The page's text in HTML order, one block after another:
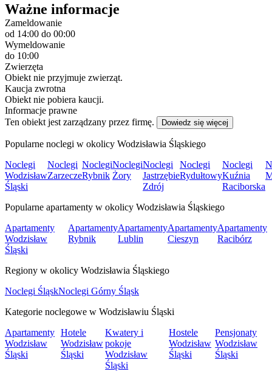
Ważne informacje
Zameldowanie
od 14:00 do 00:00
Wymeldowanie
do 10:00
Zwierzęta
Obiekt nie przyjmuje zwierząt.
Kaucja zwrotna
Obiekt nie pobiera kaucji.
Informacje prawne
Ten obiekt jest zarządzany przez firmę.
Dowiedz się więcej
Popularne noclegi w okolicy Wodzisławia Śląskiego
Noclegi
Wodzisław
Śląski
Noclegi
Zarzecze
Noclegi
Rybnik
Noclegi
Żory
Noclegi
Jastrzębie
Zdrój
Noclegi
Rydułtowy
Noclegi
Kuźnia
Raciborska
Popularne apartamenty w okolicy Wodzisławia Śląskiego
Apartamenty
Wodzisław
Śląski
Apartamenty
Rybnik
Apartamenty
Lublin
Apartamenty
Cieszyn
Apartamenty
Racibórz
Regiony w okolicy Wodzisławia Śląskiego
Noclegi ŚląskNoclegi Górny Śląsk
Kategorie noclegowe w Wodzisławiu Śląski
Apartamenty
Wodzisław
Śląski
Hotele
Wodzisław
Śląski
Kwatery i
pokoje
Wodzisław
Śląski
Hostele
Wodzisław
Śląski
Pensjonaty
Wodzisław
Śląski